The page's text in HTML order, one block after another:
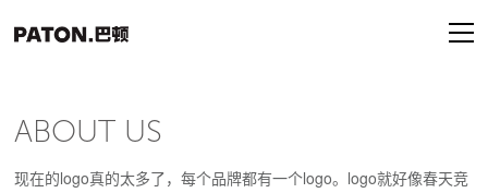
ABOUT US
现在的logo真的太多了，每个品牌都有一个logo。logo就好像春天竞